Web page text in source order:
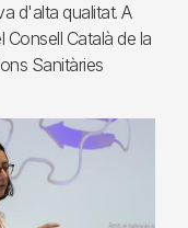
d'alta qualitat. A
Català de la
Sanitàries